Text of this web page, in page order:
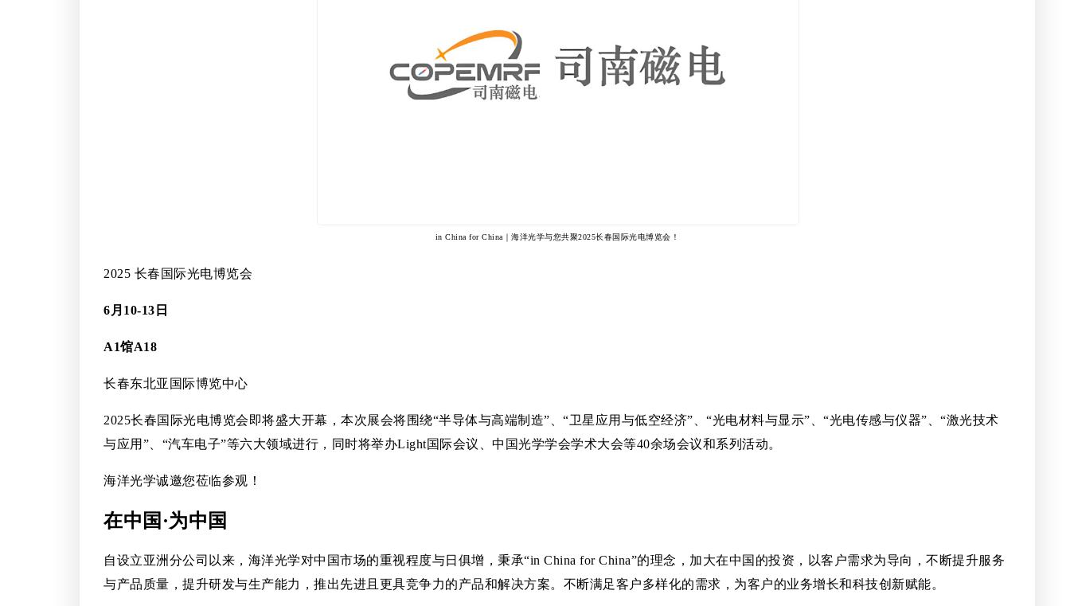
in China for China｜海洋光学与您共聚2025长春国际光电博览会！
2025 长春国际光电博览会
6月10-13日
A1馆A18
长春东北亚国际博览中心
2025长春国际光电博览会即将盛大开幕，本次展会将围绕“半导体与高端制造”、“卫星应用与低空经济”、“光电材料与显示”、“光电传感与仪器”、“激光技术
与应用”、“汽车电子”等六大领域进行，同时将举办Light国际会议、中国光学学会学术大会等40余场会议和系列活动。
海洋光学诚邀您莅临参观！
在中国·为中国
自设立亚洲分公司以来，海洋光学对中国市场的重视程度与日俱增，秉承“in China for China”的理念，加大在中国的投资，以客户需求为导向，不断提升服务
与产品质量，提升研发与生产能力，推出先进且更具竞争力的产品和解决方案。不断满足客户多样化的需求，为客户的业务增长和科技创新赋能。